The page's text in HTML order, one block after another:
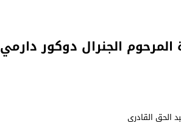
الجنرال دوكور دارمي